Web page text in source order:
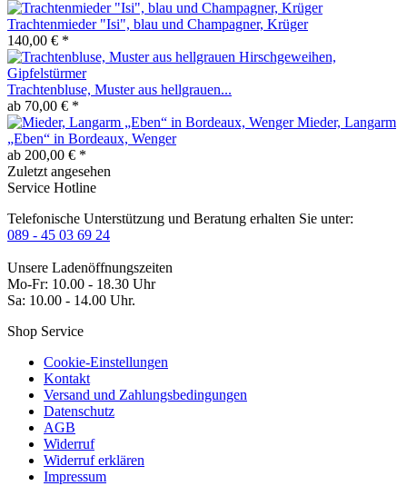
Trachtenmieder "Isi", blau und Champagner, Krüger
140,00 € *
Trachtenbluse, Muster aus hellgrauen...
ab 70,00 € *
Mieder, Langarm
„Eben“ in Bordeaux, Wenger
ab 200,00 € *
Zuletzt angesehen
Service Hotline
Telefonische Unterstützung und Beratung erhalten Sie unter:
089 - 45 03 69 24
Unsere Ladenöffnungszeiten
Mo-Fr: 10.00 - 18.30 Uhr
Sa: 10.00 - 14.00 Uhr.
Shop Service
Cookie-Einstellungen
Kontakt
Versand und Zahlungsbedingungen
Datenschutz
AGB
Widerruf
Widerruf erklären
Impressum